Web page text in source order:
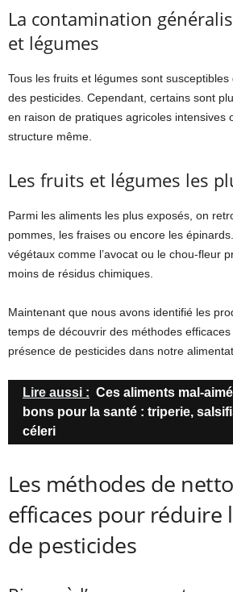
La contamination
et légumes
Tous les fruits et légumes sont susceptibles
des pesticides. Cependant, certains sont
en raison de pratiques agricoles intensives
structure même.
Les fruits et légumes les
Parmi les aliments les plus exposés, on
pommes, les fraises ou encore les
végétaux comme l’avocat ou le chou-fleur
moins de résidus chimiques.
Maintenant que nous avons identifié les
temps de découvrir des méthodes
présence de pesticides dans notre
Lire aussi : Ces aliments mal-
bons pour la santé : triperie,
céleri
Les méthodes de
efficaces pour réduire
de pesticides